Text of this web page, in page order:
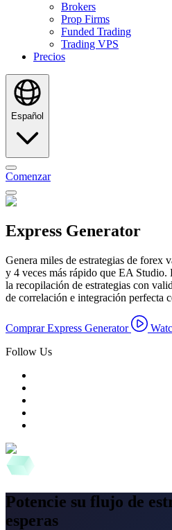
Brokers
Prop Firms
Funded Trading
Trading VPS
Precios
Español
Comenzar
Express Generator
Genera miles de estrategias de forex
y 4 veces más rápido que EA Studio.
la recopilación de estrategias con
de correlación e integración perfecta
Comprar Express Generator
Follow Us
Potencie su flujo de
esperas